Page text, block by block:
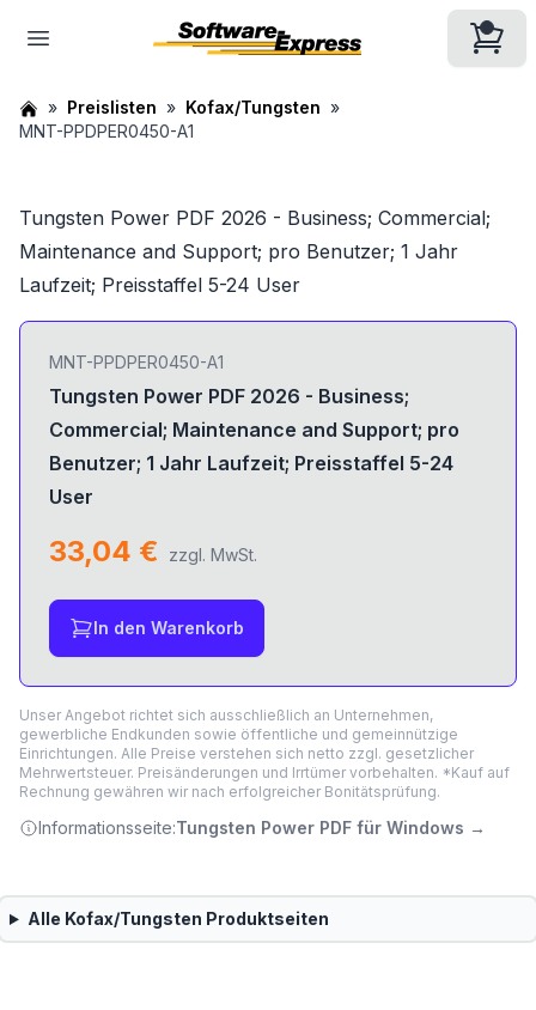
Preislisten
Kofax/Tungsten
MNT-PPDPER0450-A1
Tungsten Power PDF 2026 - Business; Commercial;
Maintenance and Support; pro Benutzer; 1 Jahr
Laufzeit; Preisstaffel 5-24 User
MNT-PPDPER0450-A1
Tungsten Power PDF 2026 - Business;
Commercial; Maintenance and Support; pro
Benutzer; 1 Jahr Laufzeit; Preisstaffel 5-24
User
33,04 € zzgl. MwSt.
In den Warenkorb
Unser Angebot richtet sich ausschließlich an Unternehmen,
gewerbliche Endkunden sowie öffentliche und gemeinnützige
Einrichtungen. Alle Preise verstehen sich netto zzgl. gesetzlicher
Mehrwertsteuer. Preisänderungen und Irrtümer vorbehalten. *Kauf auf
Rechnung gewähren wir nach erfolgreicher Bonitätsprüfung.
Informationsseite:Tungsten Power PDF für Windows →
Alle Kofax/Tungsten Produktseiten